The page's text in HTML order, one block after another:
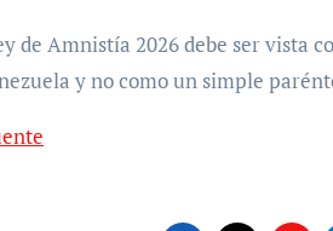
de Amnistía 2026 debe ser
y no como un simple